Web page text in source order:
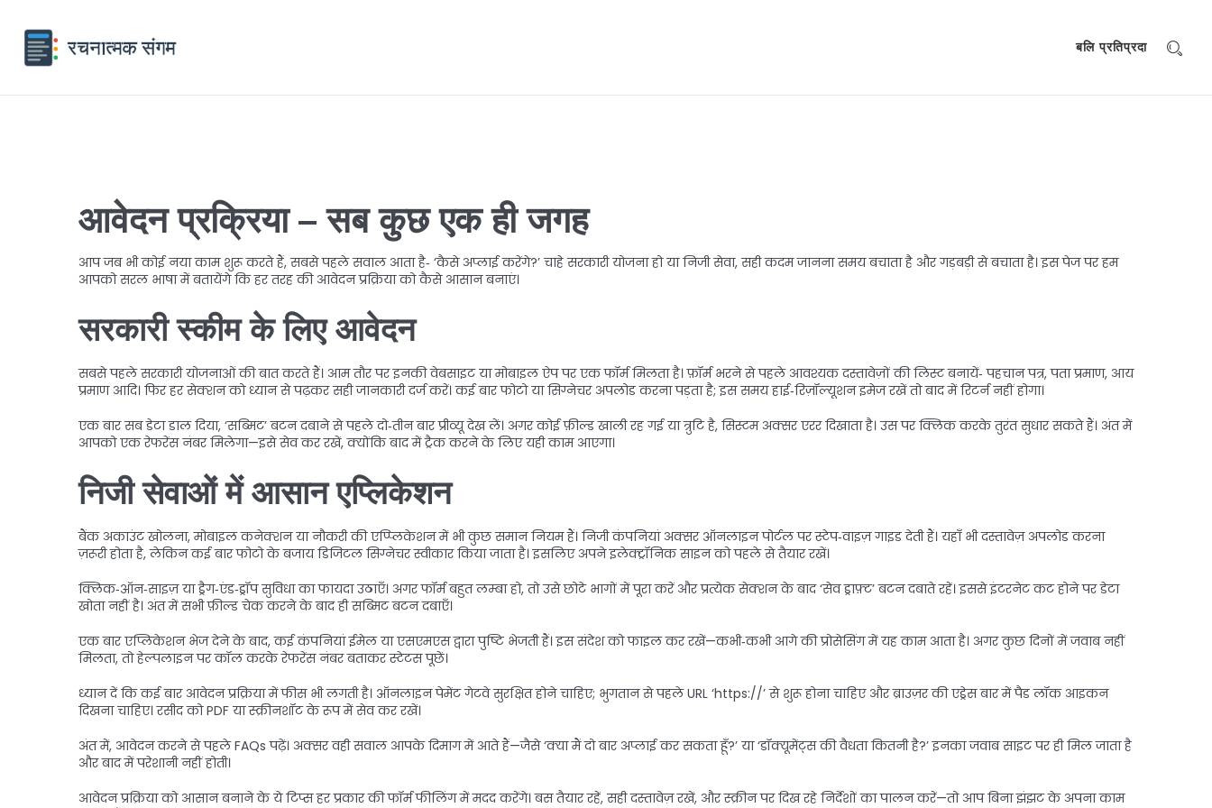
बलि प्रतिप्रदा
आवेदन प्रक्रिया – सब कुछ एक ही जगह
आप जब भी कोई नया काम शुरू करते हैं, सबसे पहले सवाल आता है‑ ‘कैसे अप्लाई करेंगे?’ चाहे सरकारी योजना हो या निजी सेवा, सही कदम जानना समय बचाता है और गड़बड़ी से बचाता है। इस पेज पर हम
आपको सरल भाषा में बतायेंगे कि हर तरह की आवेदन प्रक्रिया को कैसे आसान बनाएं।
सरकारी स्कीम के लिए आवेदन
सबसे पहले सरकारी योजनाओं की बात करते हैं। आम तौर पर इनकी वेबसाइट या मोबाइल ऐप पर एक फॉर्म मिलता है। फ़ॉर्म भरने से पहले आवश्यक दस्तावेज़ों की लिस्ट बनायें‑ पहचान पत्र, पता प्रमाण, आय
प्रमाण आदि। फिर हर सेक्शन को ध्यान से पढ़कर सही जानकारी दर्ज करें। कई बार फोटो या सिग्नेचर अपलोड करना पड़ता है; इस समय हाई‑रिज़ॉल्यूशन इमेज रखें तो बाद में रिटर्न नहीं होगा।
एक बार सब डेटा डाल दिया, ‘सब्मिट’ बटन दबाने से पहले दो‑तीन बार प्रीव्यू देख लें। अगर कोई फ़ील्ड खाली रह गई या त्रुटि है, सिस्टम अक्सर एरर दिखाता है। उस पर क्लिक करके तुरंत सुधार सकते हैं। अंत में
आपको एक रेफरेंस नंबर मिलेगा—इसे सेव कर रखें, क्योंकि बाद में ट्रैक करने के लिए यही काम आएगा।
निजी सेवाओं में आसान एप्लिकेशन
बैंक अकाउंट खोलना, मोबाइल कनेक्शन या नौकरी की एप्प्लिकेशन में भी कुछ समान नियम हैं। निजी कंपनियां अक्सर ऑनलाइन पोर्टल पर स्टेप‑वाइज़ गाइड देती हैं। यहाँ भी दस्तावेज़ अपलोड करना
ज़रूरी होता है, लेकिन कई बार फोटो के बजाय डिजिटल सिग्नेचर स्वीकार किया जाता है। इसलिए अपने इलेक्ट्रॉनिक साइन को पहले से तैयार रखें।
क्लिक‑ऑन‑साइज़ या ड्रैग‑एंड‑ड्रॉप सुविधा का फायदा उठाएँ। अगर फॉर्म बहुत लम्बा हो, तो उसे छोटे भागों में पूरा करें और प्रत्येक सेक्शन के बाद ‘सेव ड्राफ़्ट’ बटन दबाते रहें। इससे इंटरनेट कट होने पर डेटा
खोता नहीं है। अंत में सभी फ़ील्ड चेक करने के बाद ही सब्मिट बटन दबाएँ।
एक बार एप्लिकेशन भेज देने के बाद, कई कंपनियां ईमेल या एसएमएस द्वारा पुष्टि भेजती हैं। इस संदेश को फाइल कर रखें—कभी‑कभी आगे की प्रोसेसिंग में यह काम आता है। अगर कुछ दिनों में जवाब नहीं
मिलता, तो हेल्पलाइन पर कॉल करके रेफरेंस नंबर बताकर स्टेटस पूछें।
ध्यान दें कि कई बार आवेदन प्रक्रिया में फीस भी लगती है। ऑनलाइन पेमेंट गेटवे सुरक्षित होने चाहिए; भुगतान से पहले URL ‘https://’ से शुरू होना चाहिए और ब्राउज़र की एड्रेस बार में पैड लॉक आइकन
दिखना चाहिए। रसीद को PDF या स्क्रीनशॉट के रूप में सेव कर रखें।
अंत में, आवेदन करने से पहले FAQs पढ़ें। अक्सर वही सवाल आपके दिमाग में आते हैं—जैसे ‘क्या मैं दो बार अप्लाई कर सकता हूँ?’ या ‘डॉक्यूमेंट्स की वैधता कितनी है?’ इनका जवाब साइट पर ही मिल जाता है
और बाद में परेशानी नहीं होती।
आवेदन प्रक्रिया को आसान बनाने के ये टिप्स हर प्रकार की फॉर्म फीलिंग में मदद करेंगे। बस तैयार रहें, सही दस्तावेज़ रखें, और स्क्रीन पर दिख रहे निर्देशों का पालन करें—तो आप बिना झंझट के अपना काम